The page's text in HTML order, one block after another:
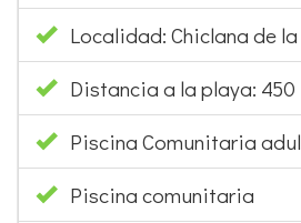
Localidad: Chiclana de la
Distancia a la playa: 450
Piscina Comunitaria
Piscina comunitaria